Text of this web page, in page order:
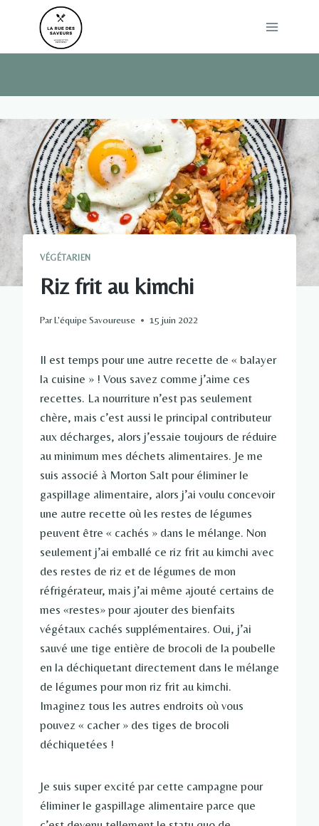
VÉGÉTARIEN
Riz frit au kimchi
ParL'équipe Savoureuse 15 juin 2022
Il est temps pour une autre recette de « balayer
la cuisine » ! Vous savez comme j’aime ces
recettes. La nourriture n’est pas seulement
chère, mais c’est aussi le principal contributeur
aux décharges, alors j’essaie toujours de réduire
au minimum mes déchets alimentaires. Je me
suis associé à Morton Salt pour éliminer le
gaspillage alimentaire, alors j’ai voulu concevoir
une autre recette où les restes de légumes
peuvent être « cachés » dans le mélange. Non
seulement j’ai emballé ce riz frit au kimchi avec
des restes de riz et de légumes de mon
réfrigérateur, mais j’ai même ajouté certains de
mes «restes» pour ajouter des bienfaits
végétaux cachés supplémentaires. Oui, j’ai
sauvé une tige entière de brocoli de la poubelle
en la déchiquetant directement dans le mélange
de légumes pour mon riz frit au kimchi.
Imaginez tous les autres endroits où vous
pouvez « cacher » des tiges de brocoli
déchiquetées !
Je suis super excité par cette campagne pour
éliminer le gaspillage alimentaire parce que